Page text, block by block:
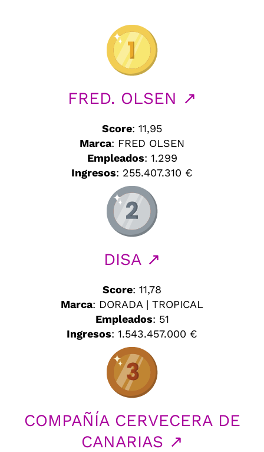
FRED. OLSEN ↗
Score: 11,95
Marca: FRED OLSEN
Empleados: 1.299
Ingresos: 255.407.310 €
DISA ↗
Score: 11,78
Marca: DORADA | TROPICAL
Empleados: 51
Ingresos: 1.543.457.000 €
COMPAÑÍA CERVECERA DE
CANARIAS ↗